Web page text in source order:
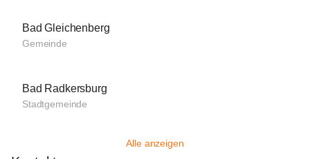
Bad Gleichenberg
Gemeinde
Bad Radkersburg
Stadtgemeinde
Alle anzeigen